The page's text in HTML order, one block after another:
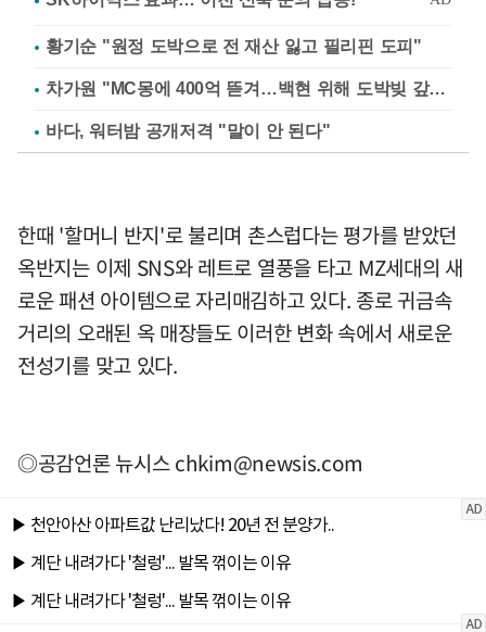
황기순 "원정 도박으로 전 재산 잃고 필리핀 도피"
차가원 "MC몽에 400억 뜯겨…백현 위해 도박빚 갚아줘"
바다, 워터밤 공개저격 "말이 안 된다"
한때 '할머니 반지'로 불리며 촌스럽다는 평가를 받았던
옥반지는 이제 SNS와 레트로 열풍을 타고 MZ세대의 새
로운 패션 아이템으로 자리매김하고 있다. 종로 귀금속
거리의 오래된 옥 매장들도 이러한 변화 속에서 새로운
전성기를 맞고 있다.
◎공감언론 뉴시스chkim@newsis.com